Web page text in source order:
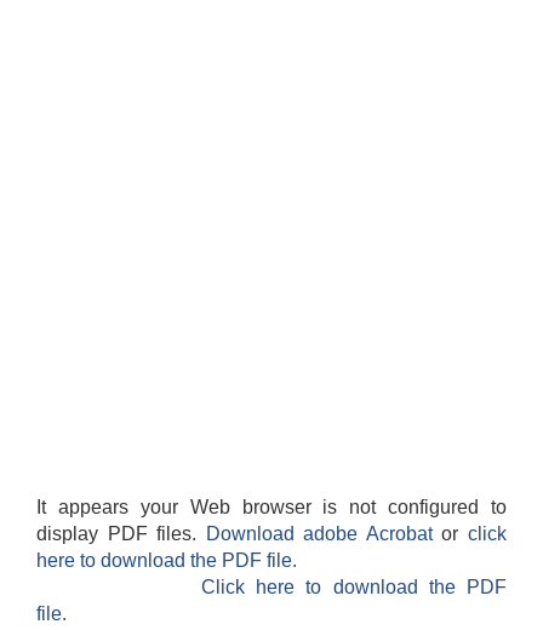
It appears your Web browser is not configured to
display PDF files.
Download adobe Acrobatorclick
here to download the PDF file.
Click here to download the PDF
file.